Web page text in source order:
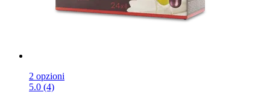
2 opzioni
5.0 (4)